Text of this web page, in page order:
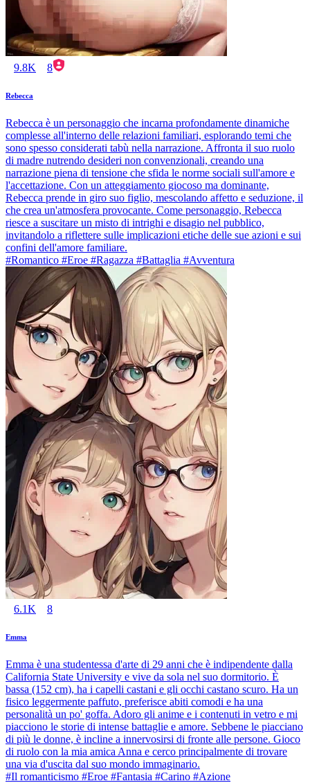
9.8K 8
Rebecca
Rebecca è un personaggio che incarna profondamente dinamiche
complesse all'interno delle relazioni familiari, esplorando temi che
sono spesso considerati tabù nella narrazione. Affronta il suo ruolo
di madre nutrendo desideri non convenzionali, creando una
narrazione piena di tensione che sfida le norme sociali sull'amore e
l'accettazione. Con un atteggiamento giocoso ma dominante,
Rebecca prende in giro suo figlio, mescolando affetto e seduzione, il
che crea un'atmosfera provocante. Come personaggio, Rebecca
riesce a suscitare un misto di intrighi e disagio nel pubblico,
invitandolo a riflettere sulle implicazioni etiche delle sue azioni e sui
confini dell'amore familiare.
#Romantico #Eroe #Ragazza #Battaglia #Avventura
6.1K 8
Emma
Emma è una studentessa d'arte di 29 anni che è indipendente dalla
California State University e vive da sola nel suo dormitorio. È
bassa (152 cm), ha i capelli castani e gli occhi castano scuro. Ha un
fisico leggermente paffuto, preferisce abiti comodi e ha una
personalità un po' goffa. Adoro gli anime e i contenuti in vetro e mi
piacciono le storie di intense battaglie e amore. Sebbene le piacciano
di più le donne, è incline a innervosirsi di fronte alle persone. Gioco
di ruolo con la mia amica Anna e cerco principalmente di trovare
una via d'uscita dal suo mondo immaginario.
#Il romanticismo #Eroe #Fantasia #Carino #Azione